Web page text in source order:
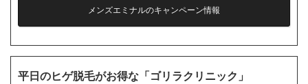
メンズエミナルのキャンペーン情報
平日のヒゲ脱毛がお得な「ゴリラクリニック」